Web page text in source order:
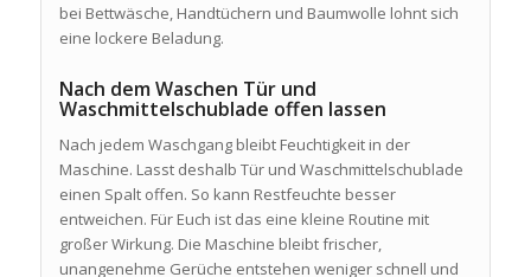
bei Bettwäsche, Handtüchern und Baumwolle lohnt sich
eine lockere Beladung.
Nach dem Waschen Tür und
Waschmittelschublade offen lassen
Nach jedem Waschgang bleibt Feuchtigkeit in der
Maschine. Lasst deshalb Tür und Waschmittelschublade
einen Spalt offen. So kann Restfeuchte besser
entweichen. Für Euch ist das eine kleine Routine mit
großer Wirkung. Die Maschine bleibt frischer,
unangenehme Gerüche entstehen weniger schnell und